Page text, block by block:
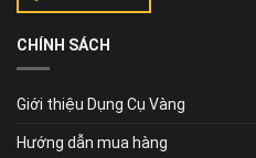
CHÍNH SÁCH
Giới thiệu Dụng Cụ Vàng
Hướng dẫn mua hàng